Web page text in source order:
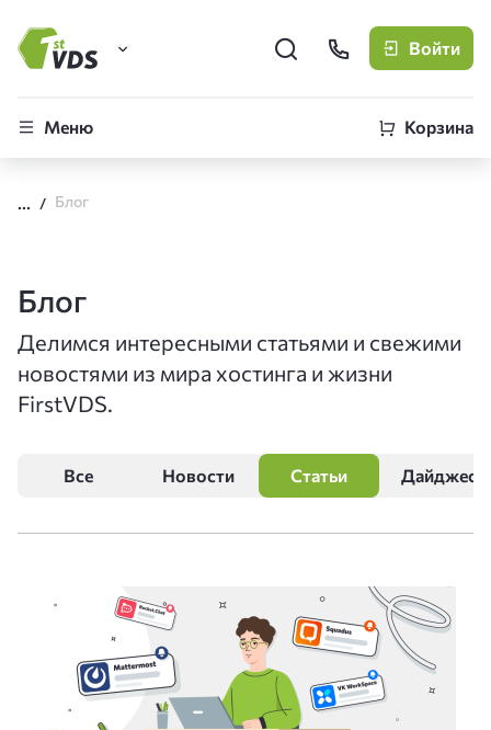
FirstVDS (вы здесь)
Войти
Меню Корзина
Блог
Блог
Делимся интересными статьями и свежими
новостями из мира хостинга и жизни
FirstVDS.
Все Новости Статьи Дайджест